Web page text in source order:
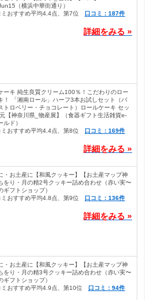
（横浜中華街通り）
口コミ：187件
詳細をみる »
ーキ 純生良質クリーム100％！こだわりのロー
！ 「湘南ロール」ハーフ3本お試しセット（バ
トロベリー・チョコレート）ロールケーキ セッ
【神奈川県_物産展】（食器ギフト生活雑貨e-
ルド）
口コミ：169件
詳細をみる »
・お土産に【和風クッキー】【お土産マップ神
をり・月の精2号クッキー詰め合わせ（赤い実〜
ギフトショップ）
口コミ：136件
詳細をみる »
・お土産に【和風クッキー】【お土産マップ神
をり・月の精3号クッキー詰め合わせ（赤い実〜
ギフトショップ）
口コミ：94件